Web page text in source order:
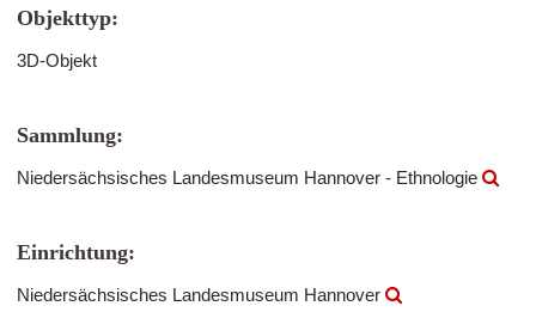
Objekttyp:
3D-Objekt
Sammlung:
Niedersächsisches Landesmuseum Hannover - Ethnologie
Einrichtung:
Niedersächsisches Landesmuseum Hannover